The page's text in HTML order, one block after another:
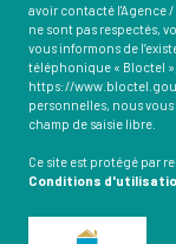
avoir contacté l'Agence
ne sont pas respectés,
vous informons de
téléphonique « Bloctel
https://
personnelles, nous
champ de saisie libre.
Ce site est protégé par
Conditions